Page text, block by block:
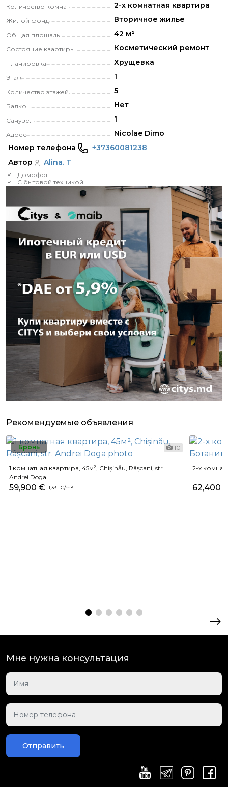
Количество комнат 2-х комнатная квартира
Жилой фонд Вторичное жилье
Общая площадь 42 м²
Состояние квартиры Косметический pемонт
Планировка Хрущевка
Этаж 1
Количество этажей 5
Балкон Нет
Санузел 1
Адрес
Nicolae Dimo
Номер телефона
+37360081238
Автор
Alina. T
Домофон
С бытовой техникой
Рекомендуемые объявления
10
Бронь
1 комнатная квартира, 45м², Chișinău, Râșcani, str.
Andrei Doga
59,900 € 1,331 €/m²
2-х
62,400
Мне нужна консультация
Отправить